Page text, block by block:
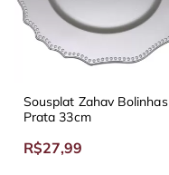
Sousplat Zahav Bolinhas
Prata 33cm
R$27,99